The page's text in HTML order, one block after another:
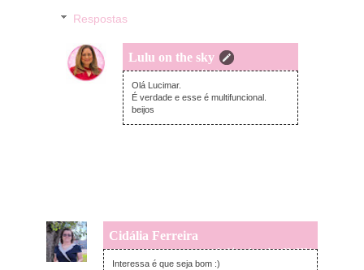
Respostas
Lulu on the sky
sábado, dezembro 14, 2024
Olá Lucimar.
É verdade e esse é multifuncional.
beijos
Cidália Ferreira
segunda-feira, dezembro 09, 2024
Interessa é que seja bom :)